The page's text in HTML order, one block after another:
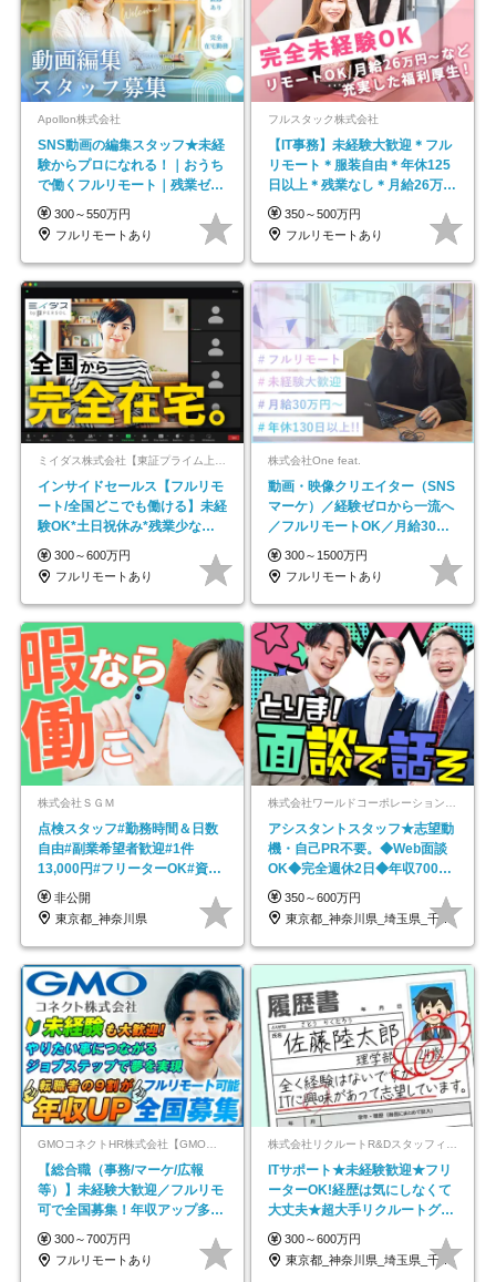
Apollon株式会社
SNS動画の編集スタッフ★未経
験からプロになれる！｜おうち
で働くフルリモート｜残業ゼロ
で18時退勤◎
300～550万円
フルリモートあり
フルスタック株式会社
【IT事務】未経験大歓迎＊フル
リモート＊服装自由＊年休125
日以上＊残業なし＊月給26万円
以上
350～500万円
フルリモートあり
ミイダス株式会社【東証プライム上場パーソルグループ】
インサイドセールス【フルリモ
ート/全国どこでも働ける】未経
験OK*土日祝休み*残業少なめ*
在宅勤務手当あり
300～600万円
フルリモートあり
株式会社One feat.
動画・映像クリエイター（SNS
マーケ）／経験ゼロから一流へ
／フルリモートOK／月給30万
円～／年休130日以上
300～1500万円
フルリモートあり
株式会社ＳＧＭ
点検スタッフ#勤務時間＆日数
自由#副業希望者歓迎#1件
13,000円#フリーターOK#資格
スキル不要
非公開
東京都_神奈川県
アシスタントスタッフ★志望動
機・自己PR不要。◆Web面談
OK◆完全週休2日◆年収700万
円可/p13
350～600万円
東京都_神奈川県_埼玉県_千葉県_大阪府…
GMOコネクトHR株式会社【GMOインターネットグループ】
【総合職（事務/マーケ/広報
等）】未経験大歓迎／フルリモ
可で全国募集！年収アップ多数
★年休最大130日★
300～700万円
フルリモートあり
ITサポート★未経験歓迎★フリ
ーターOK!経歴は気にしなくて
大丈夫★超大手リクルートグル
ープの正社員/sg
300～600万円
東京都_神奈川県_埼玉県_千葉県_大阪府…